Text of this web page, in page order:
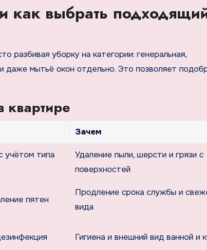
как выбрать
разбивая уборку на категории: генеральная,
мытьё окон отдельно. Это позволяет
квартире
Зачем
учётом типа
Удаление пыли, шерсти и грязи с
поверхностей
пятен
Продление срока службы и
вида
Гигиена и внешний вид ванной и